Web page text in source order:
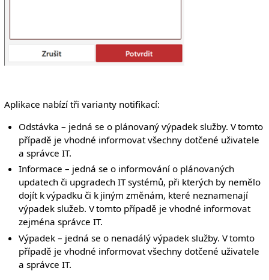
Aplikace nabízí tři varianty notifikací:
Odstávka – jedná se o plánovaný výpadek služby. V tomto
případě je vhodné informovat všechny dotčené uživatele
a správce IT.
Informace – jedná se o informování o plánovaných
updatech či upgradech IT systémů, při kterých by nemělo
dojít k výpadku či k jiným změnám, které neznamenají
výpadek služeb. V tomto případě je vhodné informovat
zejména správce IT.
Výpadek – jedná se o nenadálý výpadek služby. V tomto
případě je vhodné informovat všechny dotčené uživatele
a správce IT.